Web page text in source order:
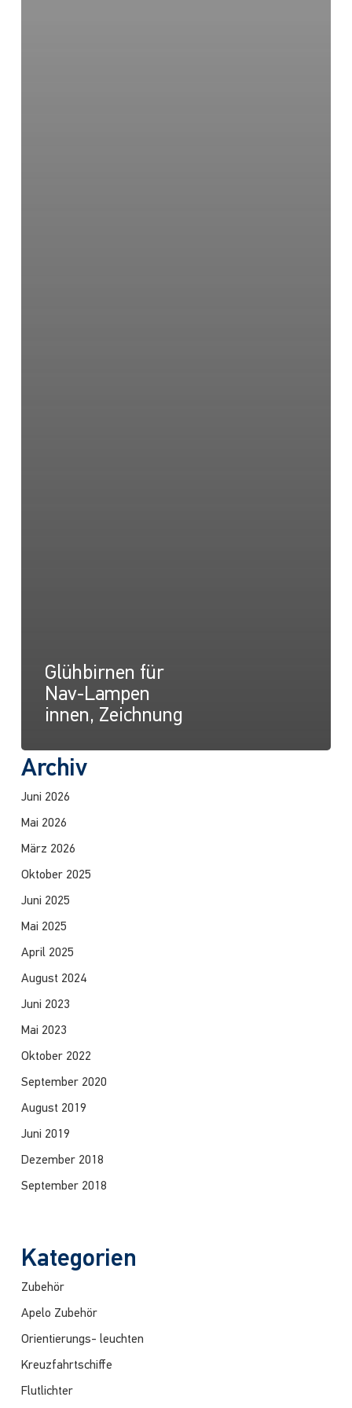
Glühbirnen für
Nav-Lampen
innen, Zeichnung
Archiv
Juni 2026
Mai 2026
März 2026
Oktober 2025
Juni 2025
Mai 2025
April 2025
August 2024
Juni 2023
Mai 2023
Oktober 2022
September 2020
August 2019
Juni 2019
Dezember 2018
September 2018
Kategorien
Zubehör
Apelo Zubehör
Orientierungs- leuchten
Kreuzfahrtschiffe
Flutlichter